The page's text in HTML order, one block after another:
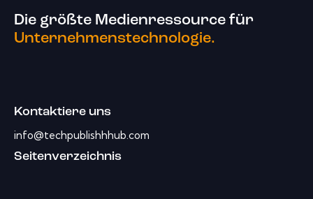
Die größte Medienressource für
Unternehmenstechnologie.
Kontaktiere uns
info@techpublishhhub.com
Seitenverzeichnis